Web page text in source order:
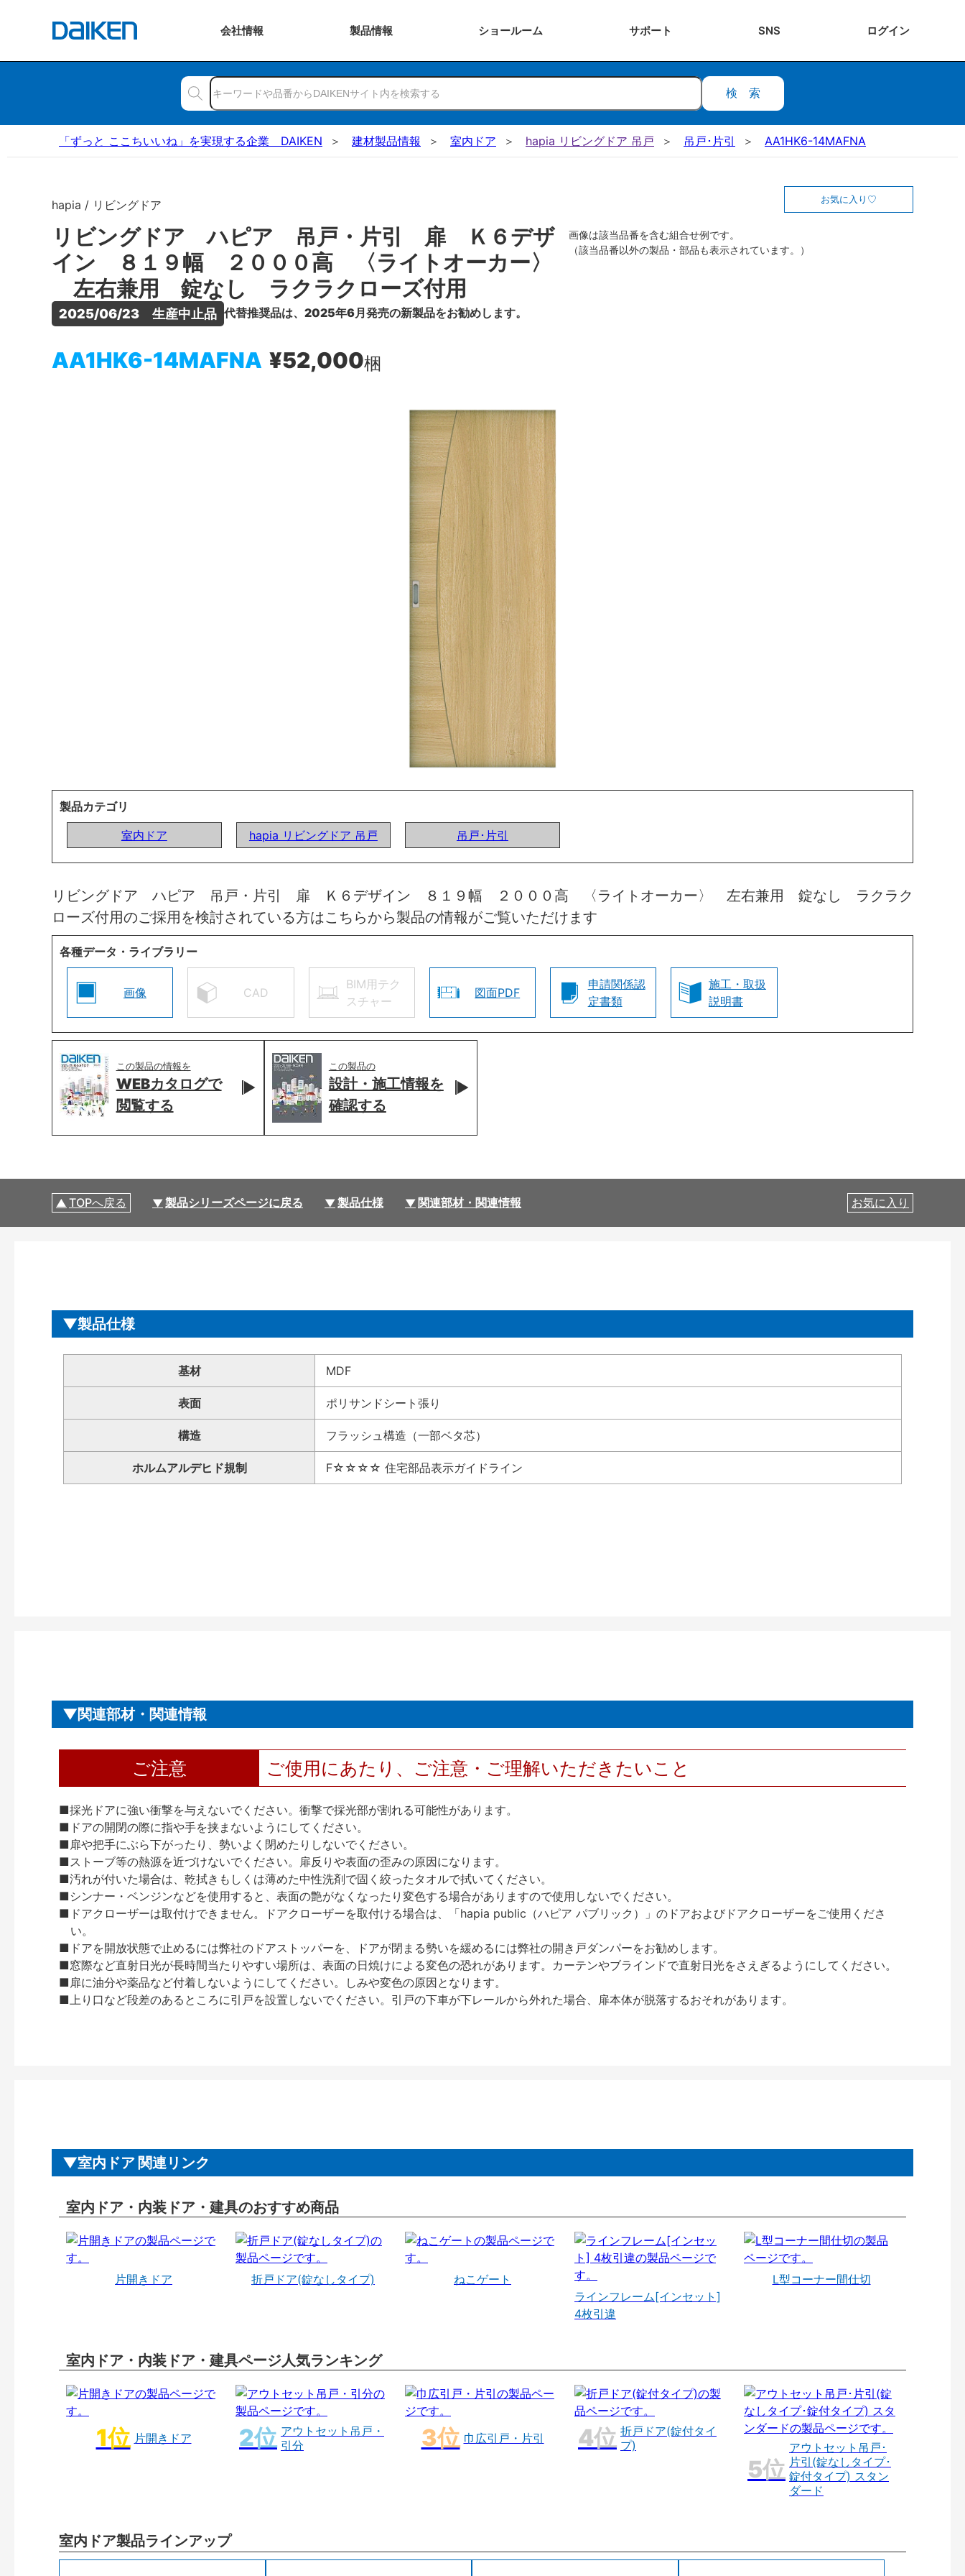
会社情報 製品情報 ショールーム サポート SNS ログイン
検索
「ずっと ここちいいね」を実現する企業 DAIKEN 建材製品情報 室内ドア hapia リビングドア 吊戸 吊戸･片引 AA1HK6-14MAFNA
hapia / リビングドア
リビングドア ハピア 吊戸・片引 扉 Ｋ６デザ
イン ８１９幅 ２０００高 〈ライトオーカー〉
左右兼用 錠なし ラクラクローズ付用
2025/06/23　生産中止品 代替推奨品は、2025年6月発売の新製品をお勧めします。
AA1HK6-14MAFNA ¥52,000梱
お気に入り
画像は該当品番を含む組合せ例です。
（該当品番以外の製品・部品も表示されています。）
製品カテゴリ
室内ドア
hapia リビングドア 吊戸 吊戸･片引
リビングドア ハピア 吊戸・片引 扉 Ｋ６デザイン ８１９幅 ２０００高 〈ライトオーカー〉 左右兼用 錠なし ラクラク
ローズ付用のご採用を検討されている方はこちらから製品の情報がご覧いただけます
各種データ・ライブラリー
画像 CAD
BIM用テク
スチャー
図面PDF
申請関係認
定書類
施工・取扱
説明書
この製品の情報を
WEBカタログで
閲覧する
この製品の
設計・施工情報を
確認する
TOPへ戻る 製品シリーズページに戻る 製品仕様 関連部材・関連情報 お気に入り
製品仕様
基材 MDF
表面 ポリサンドシート張り
構造 フラッシュ構造（一部ベタ芯）
ホルムアルデヒド規制 F☆☆☆☆ 住宅部品表示ガイドライン
関連部材・関連情報
ご注意 ご使用にあたり、ご注意・ご理解いただきたいこと
■採光ドアに強い衝撃を与えないでください。衝撃で採光部が割れる可能性があります。
■ドアの開閉の際に指や手を挟まないようにしてください。
■扉や把手にぶら下がったり、勢いよく閉めたりしないでください。
■ストーブ等の熱源を近づけないでください。扉反りや表面の歪みの原因になります。
■汚れが付いた場合は、乾拭きもしくは薄めた中性洗剤で固く絞ったタオルで拭いてください。
■シンナー・ベンジンなどを使用すると、表面の艶がなくなったり変色する場合がありますので使用しないでください。
■ドアクローザーは取付けできません。ドアクローザーを取付ける場合は、「hapia public（ハピア パブリック）」のドアおよびドアクローザーをご使用くださ
い。
■ドアを開放状態で止めるには弊社のドアストッパーを、ドアが閉まる勢いを緩めるには弊社の開き戸ダンパーをお勧めします。
■窓際など直射日光が長時間当たりやすい場所は、表面の日焼けによる変色の恐れがあります。カーテンやブラインドで直射日光をさえぎるようにしてください。
■扉に油分や薬品など付着しないようにしてください。しみや変色の原因となります。
■上り口など段差のあるところに引戸を設置しないでください。引戸の下車が下レールから外れた場合、扉本体が脱落するおそれがあります。
室内ドア 関連リンク
室内ドア・内装ドア・建具のおすすめ商品
片開きドア 折戸ドア(錠なしタイプ)
ねこゲート
ラインフレーム[インセット]
4枚引違
L型コーナー間仕切
室内ドア・内装ドア・建具ページ人気ランキング
片開きドア
アウトセット吊戸・
引分
巾広引戸・片引
折戸ドア(錠付タイ
プ)
アウトセット吊戸･
片引(錠なしタイプ･
錠付タイプ) スタン
ダード
室内ドア製品ラインアップ